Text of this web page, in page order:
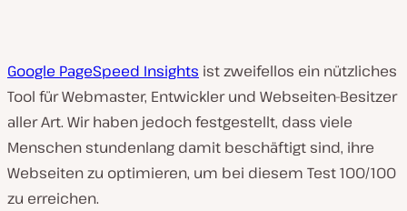
Google PageSpeed Insights ist zweifellos ein nützliches
Tool für Webmaster, Entwickler und Webseiten-Besitzer
aller Art. Wir haben jedoch festgestellt, dass viele
Menschen stundenlang damit beschäftigt sind, ihre
Webseiten zu optimieren, um bei diesem Test 100/100
zu erreichen.